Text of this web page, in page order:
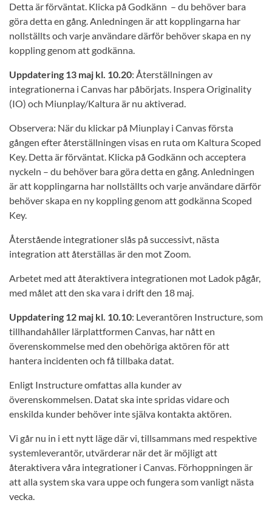
Detta är förväntat. Klicka på Godkänn – du behöver bara
göra detta en gång. Anledningen är att kopplingarna har
nollställts och varje användare därför behöver skapa en ny
koppling genom att godkänna.
Uppdatering 13 maj kl. 10.20: Återställningen av
integrationerna i Canvas har påbörjats. Inspera Originality
(IO) och Miunplay/Kaltura är nu aktiverad.
Observera: När du klickar på Miunplay i Canvas första
gången efter återställningen visas en ruta om Kaltura Scoped
Key. Detta är förväntat. Klicka på Godkänn och acceptera
nyckeln – du behöver bara göra detta en gång. Anledningen
är att kopplingarna har nollställts och varje användare därför
behöver skapa en ny koppling genom att godkänna Scoped
Key.
Återstående integrationer slås på successivt, nästa
integration att återställas är den mot Zoom.
Arbetet med att återaktivera integrationen mot Ladok pågår,
med målet att den ska vara i drift den 18 maj.
Uppdatering 12 maj kl. 10.10: Leverantören Instructure, som
tillhandahåller lärplattformen Canvas, har nått en
överenskommelse med den obehöriga aktören för att
hantera incidenten och få tillbaka datat.
Enligt Instructure omfattas alla kunder av
överenskommelsen. Datat ska inte spridas vidare och
enskilda kunder behöver inte själva kontakta aktören.
Vi går nu in i ett nytt läge där vi, tillsammans med respektive
systemleverantör, utvärderar när det är möjligt att
återaktivera våra integrationer i Canvas. Förhoppningen är
att alla system ska vara uppe och fungera som vanligt nästa
vecka.